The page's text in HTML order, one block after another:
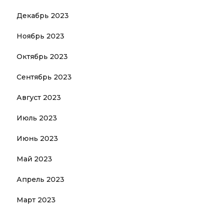
Декабрь 2023
Ноябрь 2023
Октябрь 2023
Сентябрь 2023
Август 2023
Июль 2023
Июнь 2023
Май 2023
Апрель 2023
Март 2023